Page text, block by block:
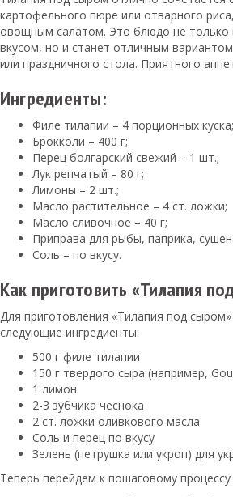
картофельного пюре или отварного
овощным салатом. Это блюдо не только
вкусом, но и станет отличным
или праздничного стола. Приятного
Ингредиенты:
Филе тилапии – 4 порционных куска;
Брокколи – 400 г;
Перец болгарский свежий – 1 шт.;
Лук репчатый – 80 г;
Лимоны – 2 шт.;
Масло растительное – 4 ст. ложки;
Масло сливочное – 40 г;
Приправа для рыбы, паприка,
Соль – по вкусу.
Как приготовить «Тилапия
Для приготовления «Тилапия под
следующие ингредиенты:
500 г филе тилапии
150 г твердого сыра (например,
1 лимон
2-3 зубчика чеснока
2 ст. ложки оливкового масла
Соль и перец по вкусу
Зелень (петрушка или укроп) для
Теперь перейдем к пошаговому